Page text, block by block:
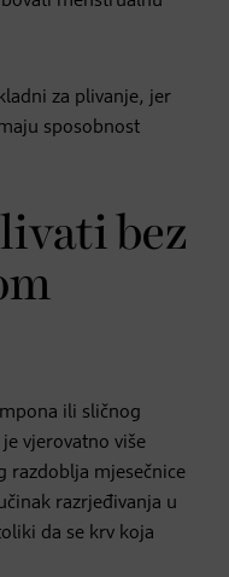
za plivanje, jer
sposobnost
bez
ili sličnog
vjerovatno više
razdoblja mjesečnice
razrjeđivanja u
da se krv koja